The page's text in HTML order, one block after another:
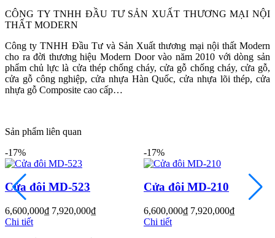
CỬA GỖ
Cửa Gỗ HDF Veneer
CÔNG TY TNHH ĐẦU TƯ SẢN XUẤT THƯƠNG MẠI NỘI
THẤT MODERN
Công ty TNHH Đầu Tư và Sản Xuất thương mại nội thất Modern
cho ra đời thương hiệu Modern Door vào năm 2010 với dòng sản
phẩm chủ lực là cửa thép chống cháy, cửa gỗ chống cháy, cửa gỗ,
cửa gỗ công nghiệp, cửa nhựa Hàn Quốc, cửa nhựa lõi thép, cửa
nhựa gỗ Composite cao cấp…
Sản phẩm liên quan
₫
Cửa đôi MD-210
6,600,000 7,920,000₫
Cửa hoa văn
3,000,000